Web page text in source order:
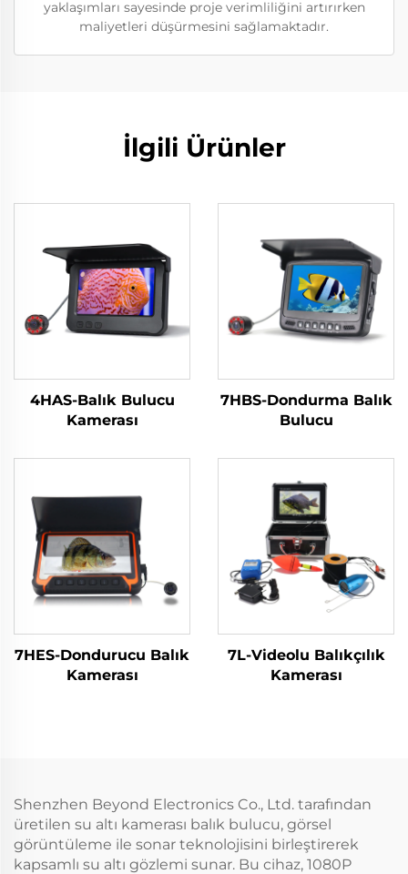
yaklaşımları sayesinde proje verimliliğini artırırken
maliyetleri düşürmesini sağlamaktadır.
İlgili Ürünler
4HAS-Balık Bulucu
Kamerası
7HBS-Dondurma Balık
Bulucu
7HES-Dondurucu Balık
Kamerası
7L-Videolu Balıkçılık
Kamerası
Shenzhen Beyond Electronics Co., Ltd. tarafından
üretilen su altı kamerası balık bulucu, görsel
görüntüleme ile sonar teknolojisini birleştirerek
kapsamlı su altı gözlemi sunar. Bu cihaz, 1080P